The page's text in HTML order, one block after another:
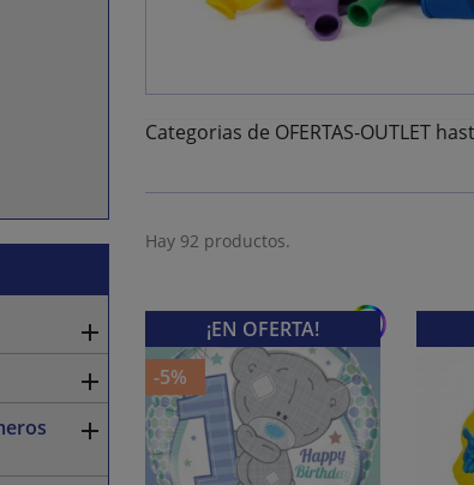



Categorias de OFERTAS-OUTLET
Hay 92 productos.
add
¡EN OFERTA!
-5%